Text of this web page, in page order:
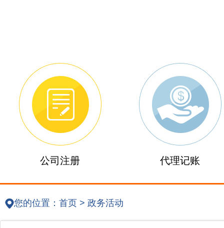
公司注册 代理记账
您的位置： 首页 > 政务活动